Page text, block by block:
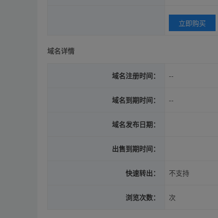
立即购买
域名详情
域名注册时间： --
域名到期时间： --
域名发布日期：
出售到期时间：
快速转出： 不支持
浏览次数： 次